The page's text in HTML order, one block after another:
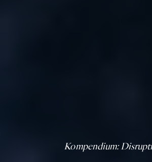
Kompendium: